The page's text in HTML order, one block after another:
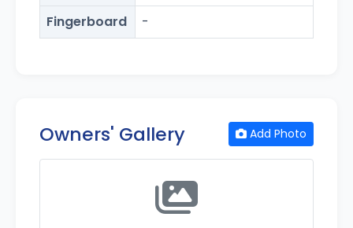
Fingerboard -
Owners' Gallery Add Photo